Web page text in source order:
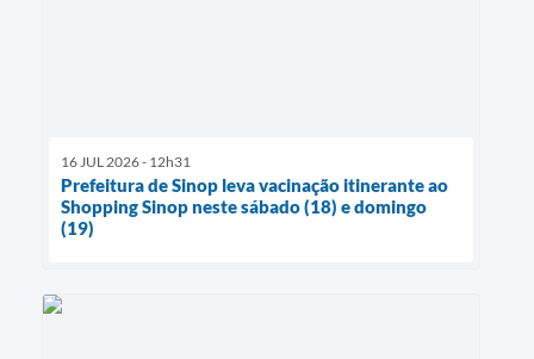
16 JUL 2026 - 12h31
Prefeitura de Sinop leva vacinação itinerante ao
Shopping Sinop neste sábado (18) e domingo
(19)